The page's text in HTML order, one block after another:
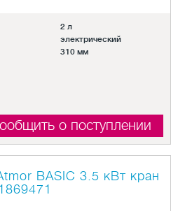
2 л
электрический
310 мм
о поступлении
BASIC 3.5 кВт кран